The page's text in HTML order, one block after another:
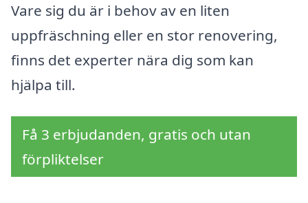
Vare sig du är i behov av en liten
uppfräschning eller en stor renovering,
finns det experter nära dig som kan
hjälpa till.
Få 3 erbjudanden, gratis och utan
förpliktelser